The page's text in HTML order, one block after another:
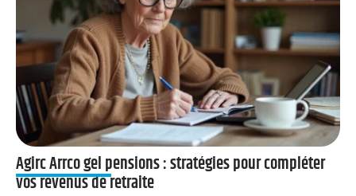
Agirc Arrco gel pensions : stratégies pour compléter
vos revenus de retraite